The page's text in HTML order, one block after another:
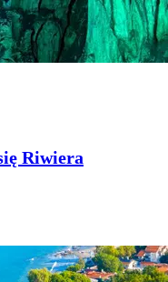
Riwiera